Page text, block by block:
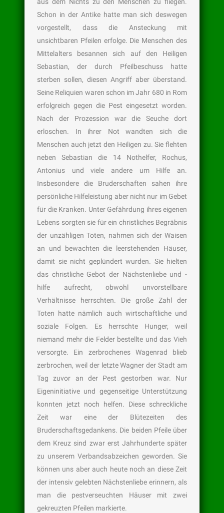
Schon in der Antike hatte man sich deswegen
vorgestellt, dass die Ansteckung mit
unsichtbaren Pfeilen erfolge. Die Menschen des
Mittelalters besannen sich auf den Heiligen
Sebastian, der durch Pfeilbeschuss hatte
sterben sollen, diesen Angriff aber überstand.
Seine Reliquien waren schon im Jahr 680 in Rom
erfolgreich gegen die Pest eingesetzt worden.
Nach der Prozession war die Seuche dort
erloschen. In ihrer Not wandten sich die
Menschen auch jetzt den Heiligen zu. Sie flehten
neben Sebastian die 14 Nothelfer, Rochus,
Antonius und viele andere um Hilfe an.
Insbesondere die Bruderschaften sahen ihre
persönliche Hilfeleistung aber nicht nur im Gebet
für die Kranken. Unter Gefährdung ihres eigenen
Lebens sorgten sie für ein christliches Begräbnis
der unzähligen Toten, nahmen sich der Waisen
an und bewachten die leerstehenden Häuser,
damit sie nicht geplündert wurden. Sie hielten
das christliche Gebot der Nächstenliebe und -
hilfe aufrecht, obwohl unvorstellbare
Verhältnisse herrschten. Die große Zahl der
Toten hatte nämlich auch wirtschaftliche und
soziale Folgen. Es herrschte Hunger, weil
niemand mehr die Felder bestellte und das Vieh
versorgte. Ein zerbrochenes Wagenrad blieb
zerbrochen, weil der letzte Wagner der Stadt am
Tag zuvor an der Pest gestorben war. Nur
Eigeninitiative und gegenseitige Unterstützung
konnten jetzt noch helfen. Diese schreckliche
Zeit war eine der Blütezeiten des
Bruderschaftsgedankens. Die beiden Pfeile über
dem Kreuz sind zwar erst Jahrhunderte später
zu unserem Verbandsabzeichen geworden. Sie
können uns aber auch heute noch an diese Zeit
der intensiv gelebten Nächstenliebe erinnern, als
man die pestverseuchten Häuser mit zwei
gekreuzten Pfeilen markierte.